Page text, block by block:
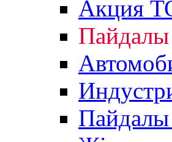
Акция
Пайдалы
Пайдалы